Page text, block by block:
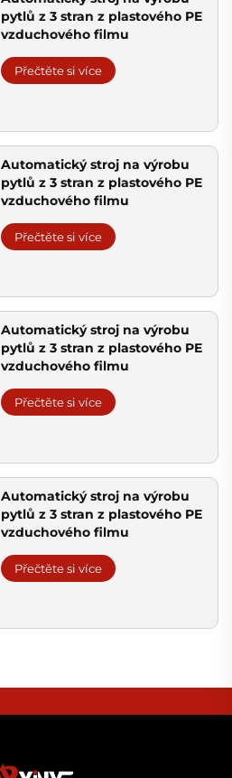
pytlů z 3 stran z plastového PE
vzduchového filmu
Přečtěte si více
Automatický stroj na výrobu
pytlů z 3 stran z plastového PE
vzduchového filmu
Přečtěte si více
Automatický stroj na výrobu
pytlů z 3 stran z plastového PE
vzduchového filmu
Přečtěte si více
Automatický stroj na výrobu
pytlů z 3 stran z plastového PE
vzduchového filmu
Přečtěte si více